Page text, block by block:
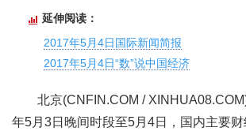
延伸阅读：
2017年5月4日国际新闻简报
2017年5月4日“数”说中国经济
北京(CNFIN.COM /
年5月3日晚间时段至5月4日，国内主要